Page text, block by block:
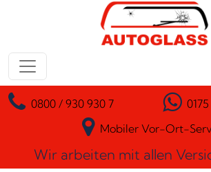
Zum Inhalt springen
Hauptnavigation
0800 / 930 930 7
Mobiler Vor-Ort-
Wir arbeiten mit allen